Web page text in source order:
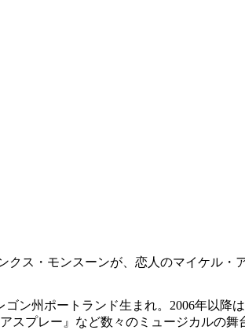
ス・モンスーンが、恋人のマイケル・
ン州ポートランド生まれ。2006年以降
プレー』など数々のミュージカルの